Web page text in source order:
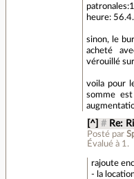
heure: 56.4.
sinon, le
acheté
vérouillé
voila pour
somme
[^] # Re:
Posté par
Évalué à 1 .
rajoute
- la